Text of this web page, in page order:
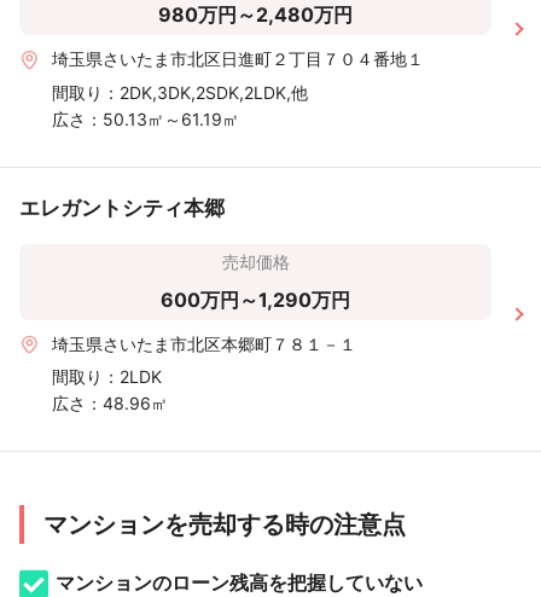
980万円～2,480万円
埼玉県さいたま市北区日進町２丁目７０４番地１
間取り： 2DK,3DK,2SDK,2LDK,他
広さ： 50.13㎡～61.19㎡
エレガントシティ本郷
売却価格
600万円～1,290万円
埼玉県さいたま市北区本郷町７８１－１
間取り： 2LDK
広さ： 48.96㎡
マンションを売却する時の注意点
マンションのローン残高を把握していない